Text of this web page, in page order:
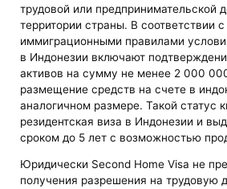
трудовой или предпринимательской
территории страны. В соответствии
иммиграционными правилами
в Индонезии включают
активов на сумму не менее 2 000
размещение средств на счете в
аналогичном размере. Такой статус
резидентская виза в Индонезии и
сроком до 5 лет с возможностью
Юридически Second Home Visa не
получения разрешения на трудовую